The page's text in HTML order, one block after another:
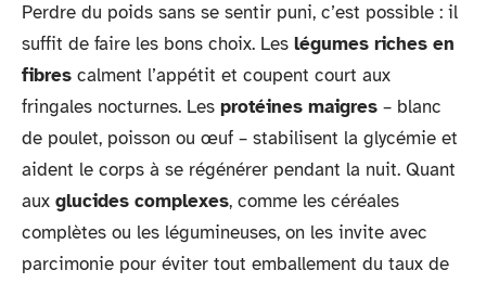
Perdre du poids sans se sentir puni, c’est possible : il
suffit de faire les bons choix. Les légumes riches en
fibres calment l’appétit et coupent court aux
fringales nocturnes. Les protéines maigres – blanc
de poulet, poisson ou œuf – stabilisent la glycémie et
aident le corps à se régénérer pendant la nuit. Quant
aux glucides complexes, comme les céréales
complètes ou les légumineuses, on les invite avec
parcimonie pour éviter tout emballement du taux de